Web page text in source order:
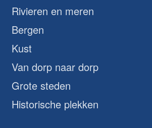
Rivieren en meren
Bergen
Kust
Van dorp naar dorp
Grote steden
Historische plekken